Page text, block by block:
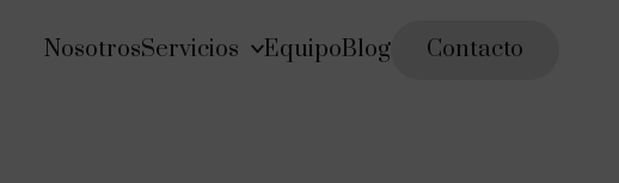
NosotrosServicios EquipoBlog Contacto